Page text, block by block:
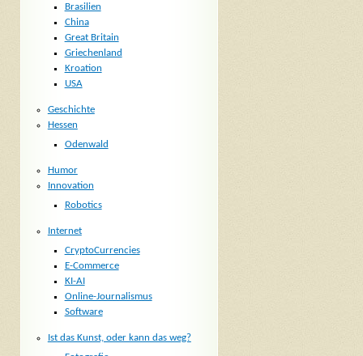
Brasilien
China
Great Britain
Griechenland
Kroation
USA
Geschichte
Hessen
Odenwald
Humor
Innovation
Robotics
Internet
CryptoCurrencies
E-Commerce
KI-AI
Online-Journalismus
Software
Ist das Kunst, oder kann das weg?